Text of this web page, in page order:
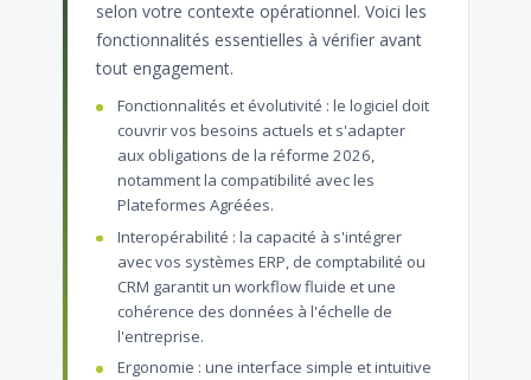
selon votre contexte opérationnel. Voici les
fonctionnalités essentielles à vérifier avant
tout engagement.
Fonctionnalités et évolutivité : le logiciel doit
couvrir vos besoins actuels et s'adapter
aux obligations de la réforme 2026,
notamment la compatibilité avec les
Plateformes Agréées.
Interopérabilité : la capacité à s'intégrer
avec vos systèmes ERP, de comptabilité ou
CRM garantit un workflow fluide et une
cohérence des données à l'échelle de
l'entreprise.
Ergonomie : une interface simple et intuitive